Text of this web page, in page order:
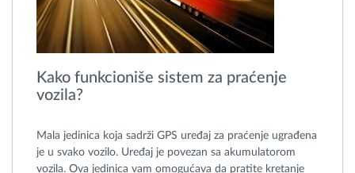
Kako funkcioniše sistem za praćenje
vozila?
Mala jedinica koja sadrži GPS uređaj za praćenje ugrađena
je u svako vozilo. Uređaj je povezan sa akumulatorom
vozila. Ova jedinica vam omogućava da pratite kretanje